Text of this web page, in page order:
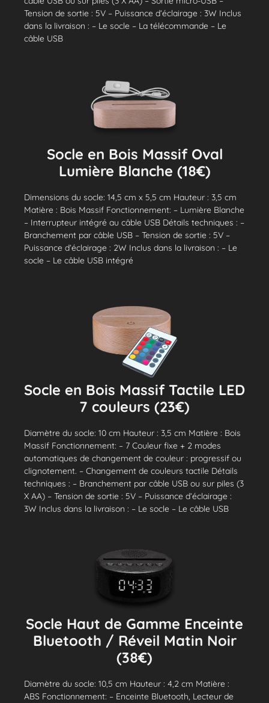
Tension de sortie : 5V – Puissance d’éclairage : 3W Inclus
dans la livraison : – Le socle – La télécommande – Le
câble USB
Socle en Bois Massif Oval
Lumière Blanche (18€)
Dimensions du socle: 14,5 cm x 5,5 cm Hauteur : 3,5 cm
Matière : Bois Massif Fonctionnement: – Lumière Blanche
– Interrupteur intégré au câble USB Détails techniques : –
Branchement par câble USB – Tension de sortie : 5V –
Puissance d’éclairage : 2W Inclus dans la livraison : – Le
socle – Le câble USB intégré
Socle en Bois Massif Tactile LED
7 couleurs (23€)
Diamètre du socle: 10 cm Hauteur : 3,5 cm Matière : Bois
Massif Fonctionnement: – 7 Couleur fixe + 2 modes
automatiques de changement de couleur : progressif ou
clignotement. – Changement de couleurs tactile Détails
techniques : – Branchement par câble USB ou sur piles (3
X AA) – Tension de sortie : 5V – Puissance d’éclairage :
3W Inclus dans la livraison : – Le socle – Le câble USB
Socle Haut de Gamme Enceinte
Bluetooth / Réveil Matin Noir
(38€)
Diamètre du socle: 10,5 cm Hauteur : 4,2 cm Matière :
ABS Fonctionnement: – Enceinte Bluetooth, Lecteur de